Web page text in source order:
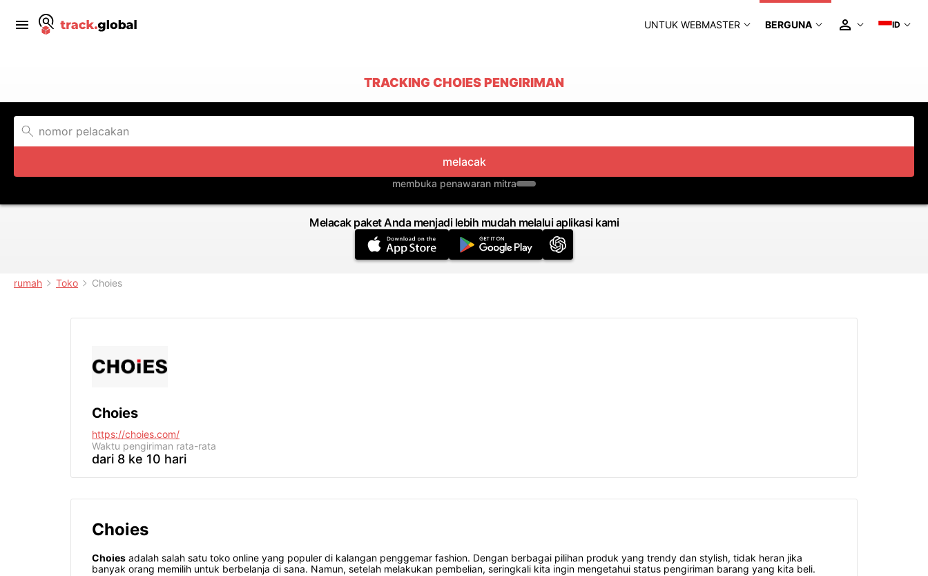
UNTUK WEBMASTER BERGUNA ID
TRACKING CHOIES PENGIRIMAN
melacak
membuka penawaran mitra
Melacak paket Anda menjadi lebih mudah melalui aplikasi kami
rumah Toko Choies
Choies
https://choies.com/
Waktu pengiriman rata-rata
dari 8 ke 10 hari
Choies
Choies adalah salah satu toko online yang populer di kalangan penggemar fashion. Dengan berbagai pilihan produk yang trendy dan stylish, tidak heran jika
banyak orang memilih untuk berbelanja di sana. Namun, setelah melakukan pembelian, seringkali kita ingin mengetahui status pengiriman barang yang kita beli.